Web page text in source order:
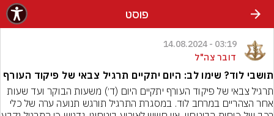
פוסט
03:19 - 14.08.2024
דובר צה"ל
תושבי לוד? שימו לב: היום יתקיים תרגיל צבאי של פיקוד העורף
תרגיל צבאי של פיקוד העורף יתקיים היום (ד׳) משעות הבוקר ועד שעות